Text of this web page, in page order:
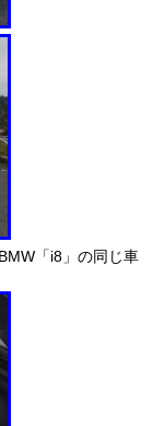
「i8」の同じ車